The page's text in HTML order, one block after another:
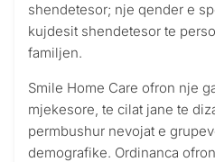
shendetesor; nje qender e
kujdesit shendetesor te
familjen.
Smile Home Care ofron nje
mjekesore, te cilat jane te
permbushur nevojat e
demografike. Ordinanca